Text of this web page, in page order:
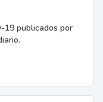
19 publicados por